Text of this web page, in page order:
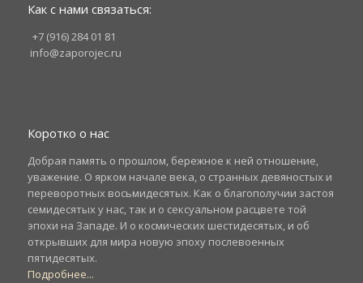
Как с нами связаться:
+7 (916) 284 01 81
info@zaporojec.ru
Коротко о нас
Добрая память о прошлом, бережное к ней отношение,
уважение. О ярком начале века, о странных девяностых и
переворотных восьмидесятых. Как о благополучии застоя
семидесятых у нас, так и о сексуальном расцвете той
эпохи на Западе. И о космических шестидесятых, и об
открывших для мира новую эпоху послевоенных
пятидесятых.
Подробнее...